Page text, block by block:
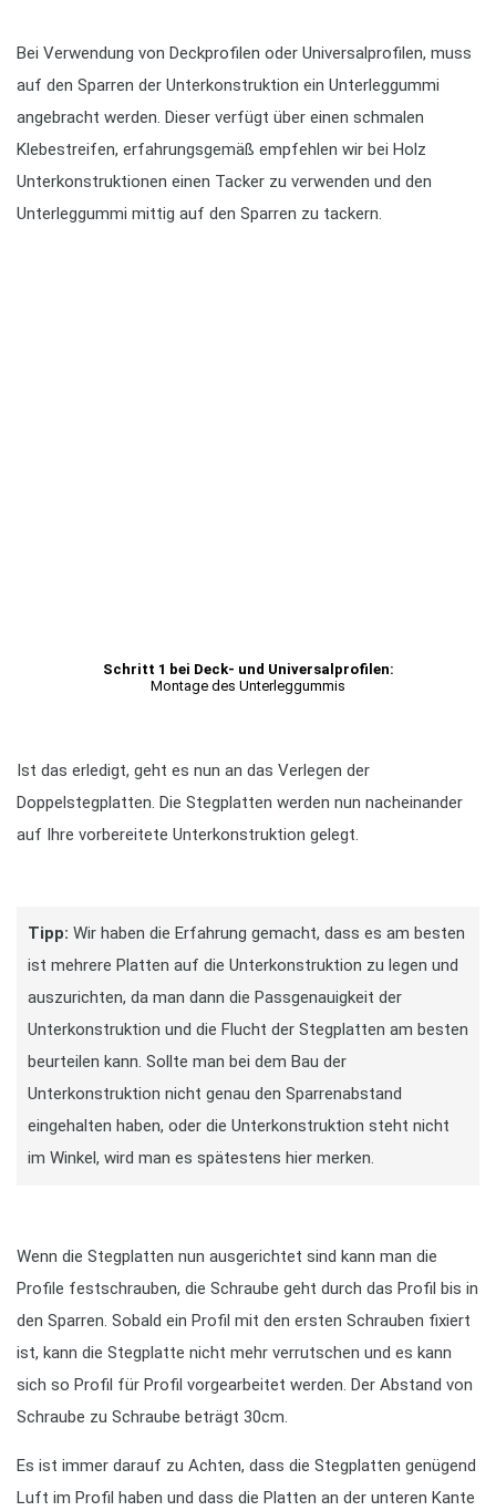
Bei Verwendung von Deckprofilen oder Universalprofilen, muss
auf den Sparren der Unterkonstruktion ein Unterleggummi
angebracht werden. Dieser verfügt über einen schmalen
Klebestreifen, erfahrungsgemäß empfehlen wir bei Holz
Unterkonstruktionen einen Tacker zu verwenden und den
Unterleggummi mittig auf den Sparren zu tackern.
Schritt 1 bei Deck- und Universalprofilen:
Montage des Unterleggummis
Ist das erledigt, geht es nun an das Verlegen der
Doppelstegplatten. Die Stegplatten werden nun nacheinander
auf Ihre vorbereitete Unterkonstruktion gelegt.
Tipp: Wir haben die Erfahrung gemacht, dass es am besten
ist mehrere Platten auf die Unterkonstruktion zu legen und
auszurichten, da man dann die Passgenauigkeit der
Unterkonstruktion und die Flucht der Stegplatten am besten
beurteilen kann. Sollte man bei dem Bau der
Unterkonstruktion nicht genau den Sparrenabstand
eingehalten haben, oder die Unterkonstruktion steht nicht
im Winkel, wird man es spätestens hier merken.
Wenn die Stegplatten nun ausgerichtet sind kann man die
Profile festschrauben, die Schraube geht durch das Profil bis in
den Sparren. Sobald ein Profil mit den ersten Schrauben fixiert
ist, kann die Stegplatte nicht mehr verrutschen und es kann
sich so Profil für Profil vorgearbeitet werden. Der Abstand von
Schraube zu Schraube beträgt 30cm.
Es ist immer darauf zu Achten, dass die Stegplatten genügend
Luft im Profil haben und dass die Platten an der unteren Kante